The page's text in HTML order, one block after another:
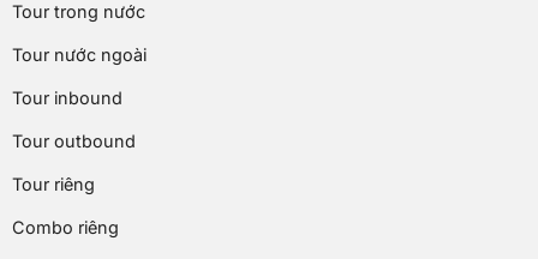
Tour trong nước
Tour nước ngoài
Tour inbound
Tour outbound
Tour riêng
Combo riêng